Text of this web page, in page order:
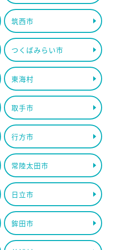
筑西市
つくばみらい市
東海村
取手市
行方市
常陸太田市
日立市
鉾田市